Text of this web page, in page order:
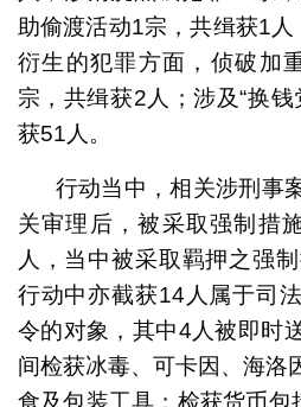
助偷渡活动1宗，共缉获1人
衍生的犯罪方面，侦破加
宗，共缉获2人；涉及“换
获51人。
行动当中，相关涉刑事
关审理后，被采取强制措
人，当中被采取羁押之强
行动中亦截获14人属于司
令的对象，其中4人被即时
间检获冰毒、可卡因、海洛
食及包装工具；检获货币包